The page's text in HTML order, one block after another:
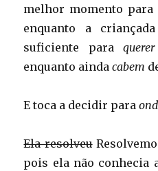
melhor momento para
enquanto a
suficiente para querer
enquanto aindacabem
E toca a decidir para
Ela resolveu
pois ela não conhecia